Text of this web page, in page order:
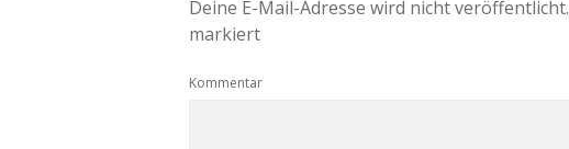
Deine E-Mail-Adresse wird nicht veröffentlicht.
markiert
Kommentar